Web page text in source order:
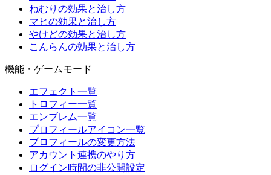
ねむりの効果と治し方
マヒの効果と治し方
やけどの効果と治し方
こんらんの効果と治し方
機能・ゲームモード
エフェクト一覧
トロフィー一覧
エンブレム一覧
プロフィールアイコン一覧
プロフィールの変更方法
アカウント連携のやり方
ログイン時間の非公開設定